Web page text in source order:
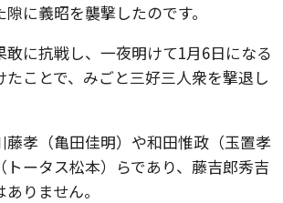
に義昭を襲撃したのです。
敢に抗戦し、一夜明けて1月6日になる
たことで、みごと三好三人衆を撃退し
藤孝（亀田佳明）や和田惟政（玉置孝
トータス松本）らであり、藤吉郎秀吉
りません。